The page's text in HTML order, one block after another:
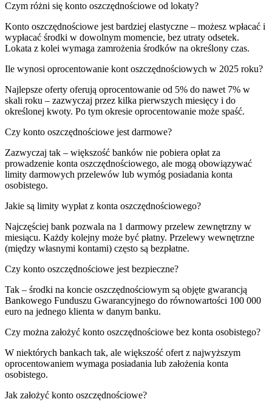
Czym różni się konto oszczędnościowe od lokaty?
Konto oszczędnościowe jest bardziej elastyczne – możesz wpłacać i
wypłacać środki w dowolnym momencie, bez utraty odsetek.
Lokata z kolei wymaga zamrożenia środków na określony czas.
Ile wynosi oprocentowanie kont oszczędnościowych w 2025 roku?
Najlepsze oferty oferują oprocentowanie od 5% do nawet 7% w
skali roku – zazwyczaj przez kilka pierwszych miesięcy i do
określonej kwoty. Po tym okresie oprocentowanie może spaść.
Czy konto oszczędnościowe jest darmowe?
Zazwyczaj tak – większość banków nie pobiera opłat za
prowadzenie konta oszczędnościowego, ale mogą obowiązywać
limity darmowych przelewów lub wymóg posiadania konta
osobistego.
Jakie są limity wypłat z konta oszczędnościowego?
Najczęściej bank pozwala na 1 darmowy przelew zewnętrzny w
miesiącu. Każdy kolejny może być płatny. Przelewy wewnętrzne
(między własnymi kontami) często są bezpłatne.
Czy konto oszczędnościowe jest bezpieczne?
Tak – środki na koncie oszczędnościowym są objęte gwarancją
Bankowego Funduszu Gwarancyjnego do równowartości 100 000
euro na jednego klienta w danym banku.
Czy można założyć konto oszczędnościowe bez konta osobistego?
W niektórych bankach tak, ale większość ofert z najwyższym
oprocentowaniem wymaga posiadania lub założenia konta
osobistego.
Jak założyć konto oszczędnościowe?